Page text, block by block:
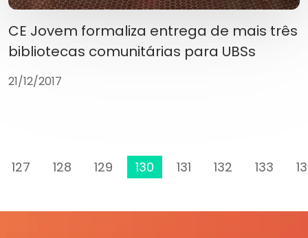
CE Jovem formaliza entrega de mais três
bibliotecas comunitárias para UBSs
21/12/2017
127 128 129 130 131 132 133